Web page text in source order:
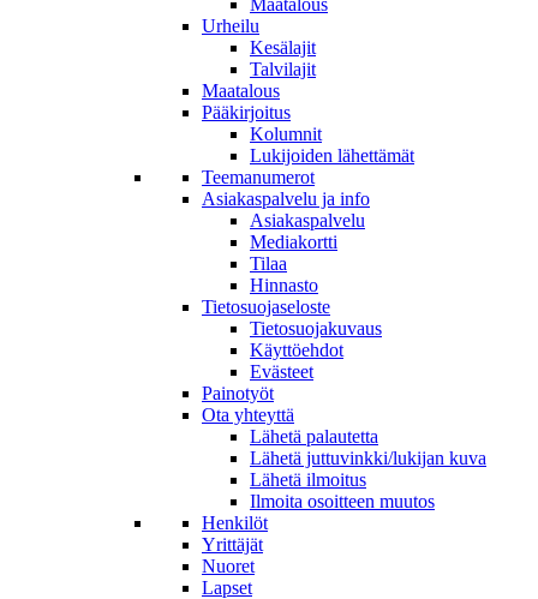
Maatalous
Urheilu
Kesälajit
Talvilajit
Maatalous
Pääkirjoitus
Kolumnit
Lukijoiden lähettämät
Teemanumerot
Asiakaspalvelu ja info
Asiakaspalvelu
Mediakortti
Tilaa
Hinnasto
Tietosuojaseloste
Tietosuojakuvaus
Käyttöehdot
Evästeet
Painotyöt
Ota yhteyttä
Lähetä palautetta
Lähetä juttuvinkki/lukijan kuva
Lähetä ilmoitus
Ilmoita osoitteen muutos
Henkilöt
Yrittäjät
Nuoret
Lapset